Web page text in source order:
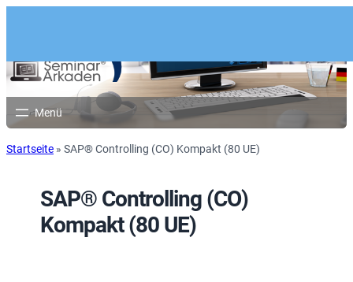
Startseite » SAP® Controlling (CO) Kompakt (80 UE)
SAP® Controlling (CO)
Kompakt (80 UE)